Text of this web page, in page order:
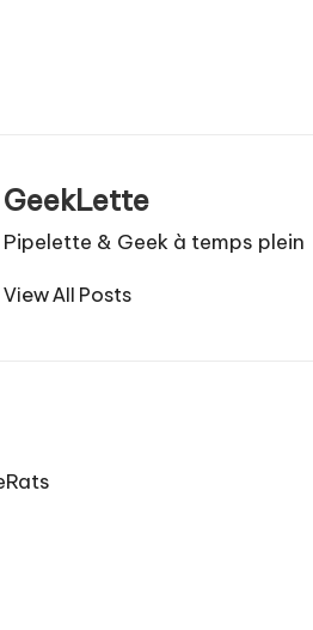
GeekLette
Pipelette & Geek à temps plein
View All Posts